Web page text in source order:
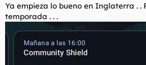
l
t
m
i
Ya empieza lo bueno en Inglaterra . .
temporada . . .